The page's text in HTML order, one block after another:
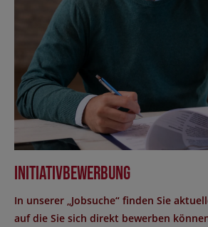
Initiativbewerbung
In unserer „Jobsuche“ finden Sie
auf die Sie sich direkt bewerben